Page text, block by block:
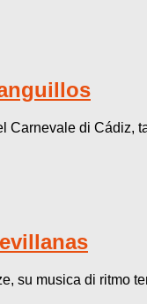
Carnevale di Cádiz,
su musica di ritmo